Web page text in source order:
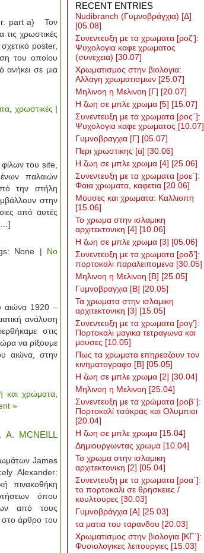
part a) Τον
τις χρωστικές
poster,
του οποίου
ανήκει σε μια
χρωστικές |
του site,
παλαιών
την στήλη
στην
από αυτές
None | No
αιώνα 1920 –
ανάλυση
στις
να ρίξουμε
αιώνα, στην
και χρώματα
»
MCNEILL
James
Alexander:
πινακοθήκη
όπου
από τους
άρθρο του
RECENT ENTRIES
Nudibranch (Γυμνοβράγχια) [Δ]
[05.08]
Συνεντευξη με τα χρωματα [ροζ’]:
Ψυχολογια καφε χρωματος
(συνεχεια) [30.07]
Χρωματισμος στην βιολογια:
Αλλαγη χρωματισμων [25.07]
Μηλινοη η Μελινοη [Γ] [20.07]
Η ζωη σε μπλε χρωμα [5] [15.07]
Συνεντευξη με τα χρωματα [ρος΄]:
Ψυχολογια καφε χρωματος [10.07]
Γυμνοβραγχια [Γ] [05.07]
Περι χρωστικης [α] [30.06]
Η ζωη σε μπλε χρωμα [4] [25.06]
Συνεντευξη με τα χρωματα [ροε΄]:
Φαια χρωματα, καφετια [20.06]
Μουσες και χρωματα: Καλλιοπη
[15.06]
Το χρωμα στην ισλαμικη
αρχιτεκτονικη [4] [10.06]
Η ζωη σε μπλε χρωμα [3] [05.06]
Συνεντευξη με τα χρωματα [ροδ’]:
πορτοκαλι παραλειπομενα [30.05]
Μηλινοη η Μελινοη [Β] [25.05]
Γυμνοβραγχια [Β] [20.05]
Τα χρωματα στην ισλαμικη
αρχιτεκτονικη [3] [15.05]
Συνεντευξη με τα χρωματα [ρογ’]:
Πορτοκαλι μαγικα τετραγωνα και
μουσες [10.05]
Πως τα χρωματα επηρεαζουν τον
κινηματογραφο [Β] [05.05]
H ζωη σε μπλε χρωμα [2] [30.04]
Μηλινοη η Μελινοη [25.04]
Συνεντευξη με τα χρώματα [ροβ΄]:
Πορτοκαλί τσάκρας και Ολυμπιοι
[20.04]
Η ζωη σε μπλε χρωμα [15.04]
Δημιουργωντας χρωμα [10.04]
Το χρωμα στην ισλαμικη
αρχιτεκτονικη [2] [05.04]
Συνεντευξη με τα χρωματα [ροα΄]:
το πορτοκαλι σε θρησκειες /
κουλτουρες [30.03]
Γυμνοβράγχια [Α] [25.03]
τα ματια του ταρανδου [20.03]
Χρωματισμος στην βιολογια [ΚΓ΄]:
Φυσιολογικες λειτουργιες [15.03]